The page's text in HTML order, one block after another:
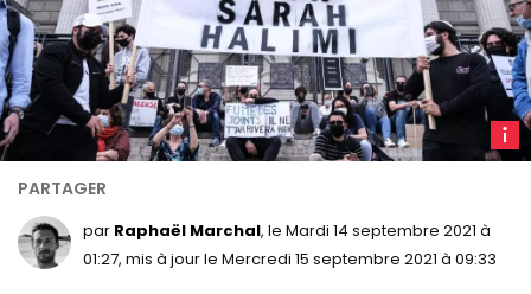
par Raphaël Marchal, le Mardi 14 septembre 2021 à
01:27, mis à jour le Mercredi 15 septembre 2021 à 09:33